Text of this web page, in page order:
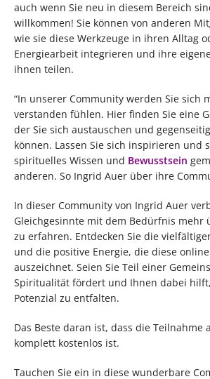
auch wenn Sie neu in diesem Bereich
willkommen! Sie können von anderen
wie sie diese Werkzeuge in ihren Alltag
Energiearbeit integrieren und ihre
ihnen teilen.
“In unserer Community werden Sie sich
verstanden fühlen. Hier finden Sie eine
der Sie sich austauschen und
können. Lassen Sie sich inspirieren und
spirituelles Wissen und Bewusstsein
anderen. So Ingrid Auer über ihre
In dieser Community von Ingrid Auer
Gleichgesinnte mit dem Bedürfnis mehr
zu erfahren. Entdecken Sie die
und die positive Energie, die diese
auszeichnet. Seien Sie Teil einer
Spiritualität fördert und Ihnen dabei
Potenzial zu entfalten.
Das Beste daran ist, dass die Teilnahme
komplett kostenlos ist.
Tauchen Sie ein in diese wunderbare